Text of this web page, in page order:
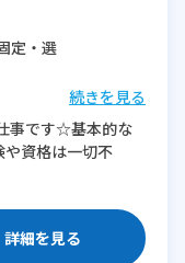
定・選
続きを見る
事です☆基本的な
資格は一切不
詳細を見る